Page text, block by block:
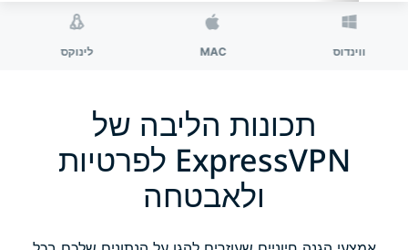
קבלו יותר עם ExpressVPN
תכונות הליבה של
ExpressVPN לפרטיות
ולאבטחה